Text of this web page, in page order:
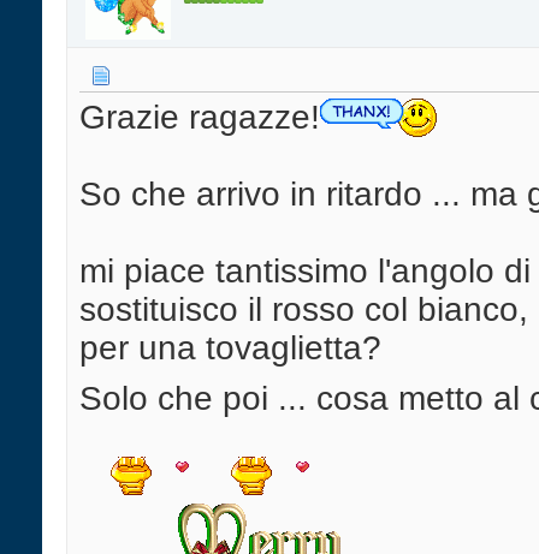
Grazie ragazze!
So che arrivo in ritardo ... ma
mi piace tantissimo l'angolo
sostituisco il rosso col
per una tovaglietta?
Solo che poi ... cosa metto al